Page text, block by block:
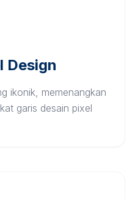
Design
ikonik, memenangkan
garis desain pixel